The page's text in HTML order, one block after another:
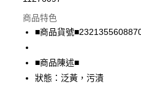
LINE Pay
Apple Pay
街口支付
商品特色
■商品貨號
■商品陳述■
狀態：泛黃，污漬